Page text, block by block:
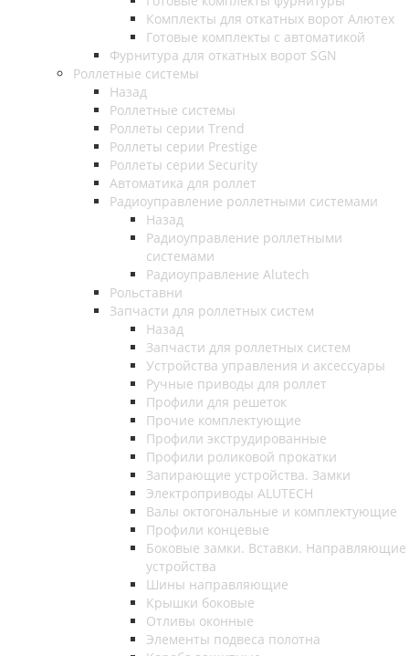
Комплекты для откатных ворот Алютех
Готовые комплекты с автоматикой
Фурнитура для откатных ворот SGN
Роллетные системы
Назад
Роллетные системы
Роллеты серии Trend
Роллеты серии Prestige
Роллеты серии Security
Автоматика для роллет
Радиоуправление роллетными системами
Назад
Радиоуправление роллетными
системами
Радиоуправление Alutech
Рольставни
Запчасти для роллетных систем
Назад
Запчасти для роллетных систем
Устройства управления и аксессуары
Ручные приводы для роллет
Профили для решеток
Прочие комплектующие
Профили экструдированные
Профили роликовой прокатки
Запирающие устройства. Замки
Электроприводы ALUTECH
Валы октогональные и комплектующие
Профили концевые
Боковые замки. Вставки. Направляющие
устройства
Шины направляющие
Крышки боковые
Отливы оконные
Элементы подвеса полотна